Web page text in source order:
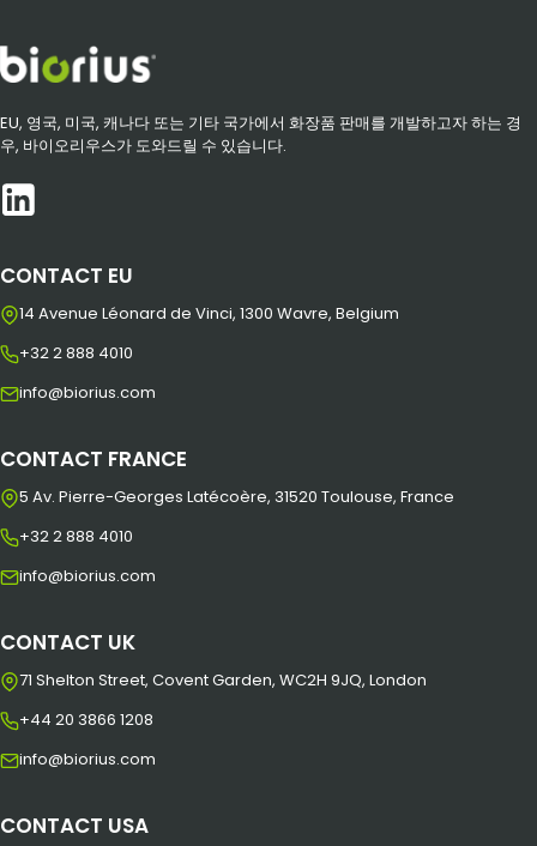
EU, 영국, 미국, 캐나다 또는 기타 국가에서 화장품 판매를 개발하고자 하는 경
우, 바이오리우스가 도와드릴 수 있습니다.
CONTACT EU
14 Avenue Léonard de Vinci, 1300 Wavre, Belgium
+32 2 888 4010
info@biorius.com
CONTACT FRANCE
5 Av. Pierre-Georges Latécoère, 31520 Toulouse, France
+32 2 888 4010
info@biorius.com
CONTACT UK
71 Shelton Street, Covent Garden, WC2H 9JQ, London
+44 20 3866 1208
info@biorius.com
CONTACT USA